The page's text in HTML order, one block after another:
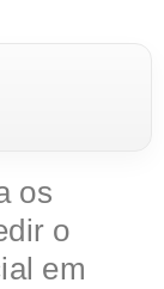
os
o
em